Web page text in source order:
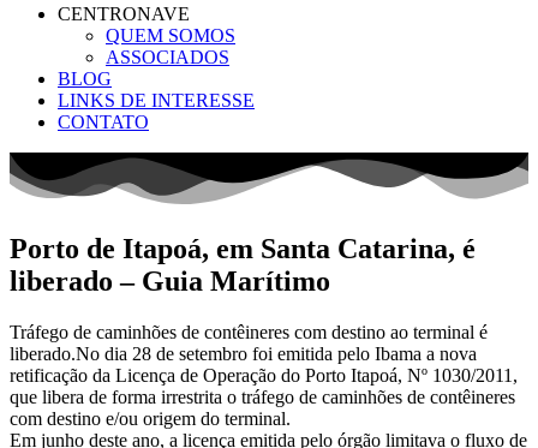
CENTRONAVE
QUEM SOMOS
ASSOCIADOS
BLOG
LINKS DE INTERESSE
CONTATO
Porto de Itapoá, em Santa Catarina, é
liberado – Guia Marítimo
Tráfego de caminhões de contêineres com destino ao terminal é
liberado.No dia 28 de setembro foi emitida pelo Ibama a nova
retificação da Licença de Operação do Porto Itapoá, Nº 1030/2011,
que libera de forma irrestrita o tráfego de caminhões de contêineres
com destino e/ou origem do terminal.
Em junho deste ano, a licença emitida pelo órgão limitava o fluxo de